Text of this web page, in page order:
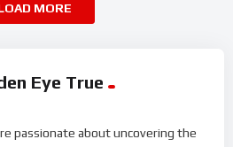
MORE
Eye True
passionate about uncovering the